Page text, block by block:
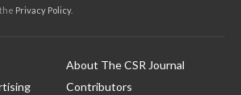
Privacy Policy.
About The CSR Journal
Contributors